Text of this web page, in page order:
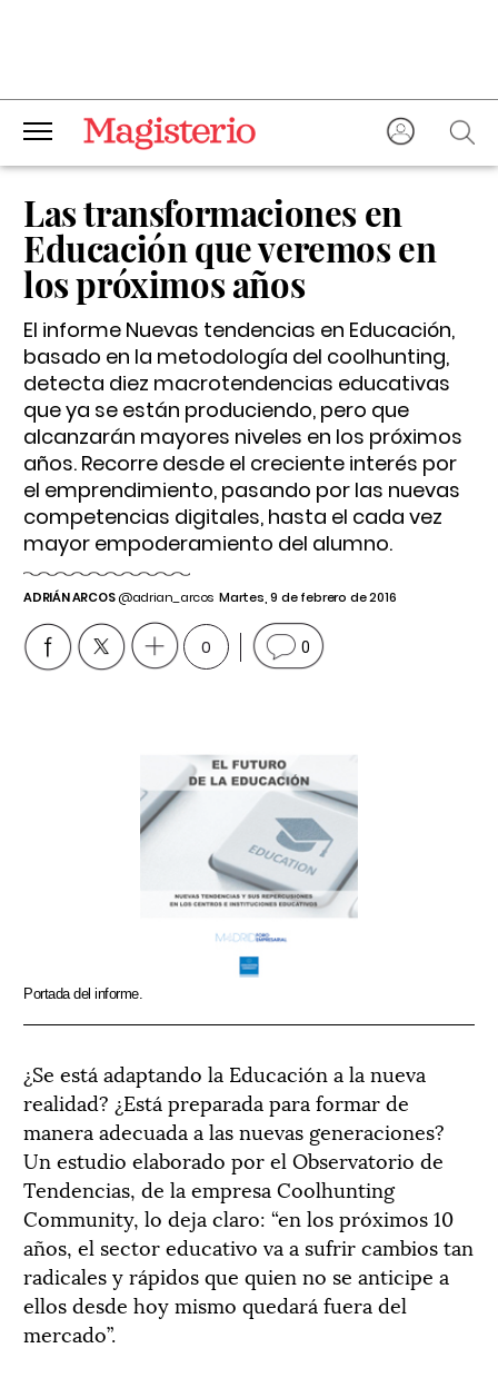
Las transformaciones en
Educación que veremos en
los próximos años
El informe Nuevas tendencias en Educación,
basado en la metodología del coolhunting,
detecta diez macrotendencias educativas
que ya se están produciendo, pero que
alcanzarán mayores niveles en los próximos
años. Recorre desde el creciente interés por
el emprendimiento, pasando por las nuevas
competencias digitales, hasta el cada vez
mayor empoderamiento del alumno.
ADRIÁN ARCOS@adrian_arcos Martes, 9 de febrero de 2016
0 0
Portada del informe.
¿Se está adaptando la Educación a la nueva
realidad? ¿Está preparada para formar de
manera adecuada a las nuevas generaciones?
Un estudio elaborado por el Observatorio de
Tendencias, de la empresa Coolhunting
Community, lo deja claro: “en los próximos 10
años, el sector educativo va a sufrir cambios tan
radicales y rápidos que quien no se anticipe a
ellos desde hoy mismo quedará fuera del
mercado”.